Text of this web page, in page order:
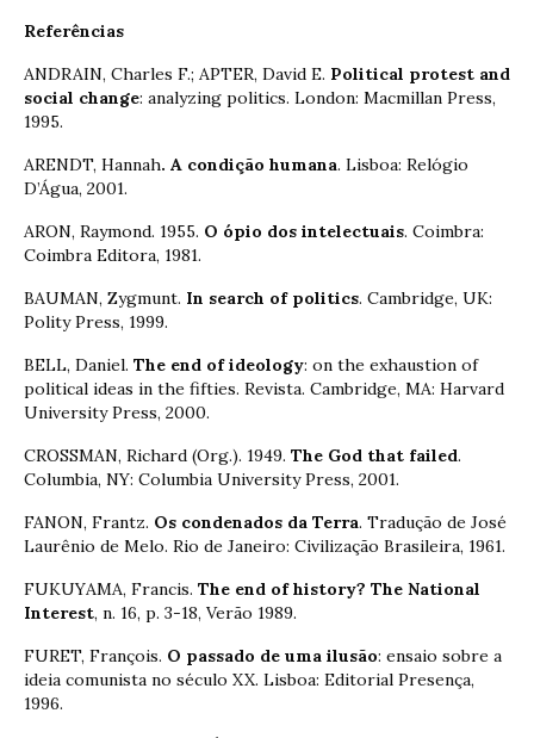
Referências
ANDRAIN, Charles F.; APTER, David E. Political protest and
social change: analyzing politics. London: Macmillan Press,
1995.
ARENDT, Hannah. A condição humana. Lisboa: Relógio
D’Água, 2001.
ARON, Raymond. 1955. O ópio dos intelectuais. Coimbra:
Coimbra Editora, 1981.
BAUMAN, Zygmunt. In search of politics. Cambridge, UK:
Polity Press, 1999.
BELL, Daniel. The end of ideology: on the exhaustion of
political ideas in the fifties. Revista. Cambridge, MA: Harvard
University Press, 2000.
CROSSMAN, Richard (Org.). 1949. The God that failed.
Columbia, NY: Columbia University Press, 2001.
FANON, Frantz. Os condenados da Terra. Tradução de José
Laurênio de Melo. Rio de Janeiro: Civilização Brasileira, 1961.
FUKUYAMA, Francis. The end of history? The National
Interest, n. 16, p. 3-18, Verão 1989.
FURET, François. O passado de uma ilusão: ensaio sobre a
ideia comunista no século XX. Lisboa: Editorial Presença,
1996.